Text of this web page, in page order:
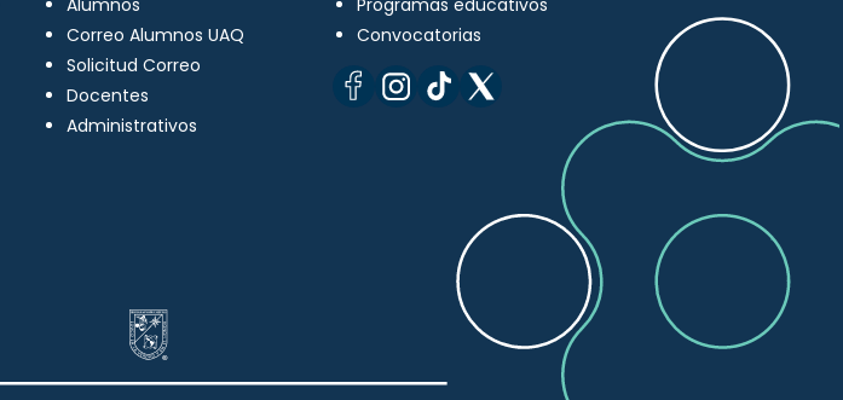
Alumnos
Correo Alumnos UAQ
Solicitud Correo
Docentes
Administrativos
Programas educativos
Convocatorias